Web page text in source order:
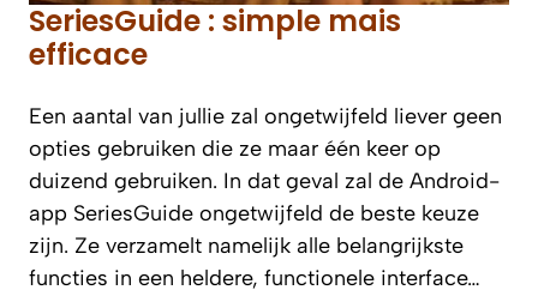
SeriesGuide : simple mais
efficace
Een aantal van jullie zal ongetwijfeld liever geen
opties gebruiken die ze maar één keer op
duizend gebruiken. In dat geval zal de Android-
app SeriesGuide ongetwijfeld de beste keuze
zijn. Ze verzamelt namelijk alle belangrijkste
functies in een heldere, functionele interface…